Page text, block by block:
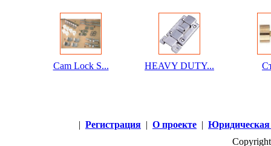
Cam Lock S... HEAVY DUTY...
| Регистрация | О проекте |